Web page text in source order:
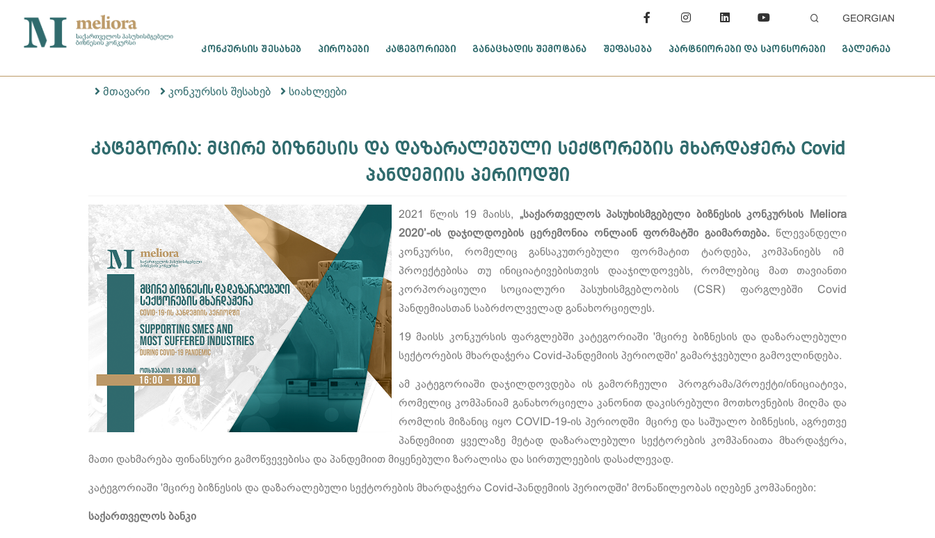
GEORGIAN
ᲙᲝᲜᲙᲣᲠᲡᲘᲡ ᲨᲔᲡᲐᲮᲔᲑ ᲞᲘᲠᲝᲑᲔᲑᲘ ᲙᲐᲢᲔᲒᲝᲠᲘᲔᲑᲘ ᲒᲐᲜᲐᲪᲮᲐᲓᲘᲡ ᲨᲔᲛᲝᲢᲐᲜᲐ ᲨᲔᲤᲐᲡᲔᲑᲐ ᲞᲐᲠᲢᲜᲘᲝᲠᲔᲑᲘ ᲓᲐ ᲡᲞᲝᲜᲡᲝᲠᲔᲑᲘ ᲒᲐᲚᲔᲠᲔᲐ
მთავარი კონკურსის შესახებ სიახლეები
კატეგორია: მცირე ბიზნესის და დაზარალებული სექტორების მხარდაჭერა Covid
პანდემიის პერიოდში
2021 წლის 19 მაისს, „საქართველოს პასუხისმგებელი ბიზნესის კონკურსის Meliora
2020’-ის დაჯილდოების ცერემონია ონლაინ ფორმატში გაიმართება. წლევანდელი
კონკურსი, რომელიც განსაკუთრებული ფორმატით ტარდება, კომპანიებს იმ
პროექტებისა თუ ინიციატივებისთვის დააჯილდოვებს, რომლებიც მათ თავიანთი
კორპორაციული სოციალური პასუხისმგებლობის (CSR) ფარგლებში Covid
პანდემიასთან საბრძოლველად განახორციელეს.
19 მაისს კონკურსის ფარგლებში კატეგორიაში 'მცირე ბიზნესის და დაზარალებული
სექტორების მხარდაჭერა Covid-პანდემიის პერიოდში' გამარჯვებული გამოვლინდება.
ამ კატეგორიაში დაჯილდოვდება ის გამორჩეული პროგრამა/პროექტი/ინიციატივა,
რომელიც კომპანიამ განახორციელა კანონით დაკისრებული მოთხოვნების მიღმა და
რომლის მიზანიც იყო COVID-19-ის პერიოდში მცირე და საშუალო ბიზნესის, აგრეთვე
პანდემიით ყველაზე მეტად დაზარალებული სექტორების კომპანიათა მხარდაჭერა,
მათი დახმარება ფინანსური გამოწვევებისა და პანდემიით მიყენებული ზარალისა და სირთულეების დასაძლევად.
კატეგორიაში 'მცირე ბიზნესის და დაზარალებული სექტორების მხარდაჭერა Covid-პანდემიის პერიოდში' მონაწილეობას იღებენ კომპანიები:
საქართველოს ბანკი